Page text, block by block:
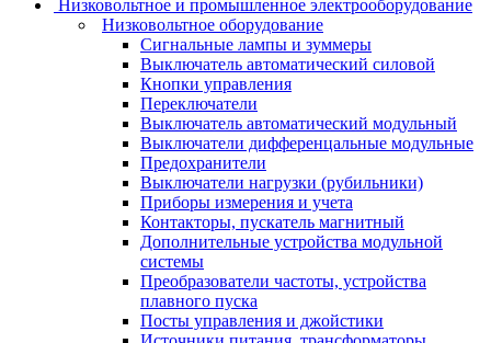
Низковольтное и промышленное электрооборудование
Низковольтное оборудование
Сигнальные лампы и зуммеры
Выключатель автоматический силовой
Кнопки управления
Переключатели
Выключатель автоматический модульный
Выключатели дифференцальные модульные
Предохранители
Выключатели нагрузки (рубильники)
Приборы измерения и учета
Контакторы, пускатель магнитный
Дополнительные устройства модульной
системы
Преобразователи частоты, устройства
плавного пуска
Посты управления и джойстики